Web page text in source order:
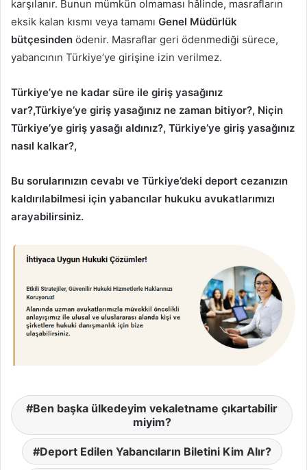
karşılanır. Bunun mümkün olmaması hâlinde, masrafların
eksik kalan kısmı veya tamamı Genel Müdürlük
bütçesinden ödenir. Masraflar geri ödenmediği sürece,
yabancının Türkiye’ye girişine izin verilmez.
Türkiye’ye ne kadar süre ile giriş yasağınız
var?,Türkiye’ye giriş yasağınız ne zaman bitiyor?, Niçin
Türkiye’ye giriş yasağı aldınız?, Türkiye’ye giriş yasağınız
nasıl kalkar?,
Bu sorularınızın cevabı ve Türkiye’deki deport cezanızın
kaldırılabilmesi için yabancılar hukuku avukatlarımızı
arayabilirsiniz.
Ben başka ülkedeyim vekaletname çıkartabilir
miyim?
Deport Edilen Yabancıların Biletini Kim Alır?